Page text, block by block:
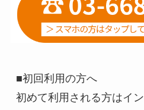
■初回利用の方へ
初めて利用される方はイ